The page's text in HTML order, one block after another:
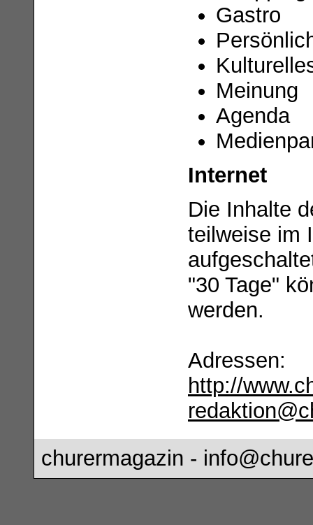
Gastro
Meinung
Agenda
Internet
Die Inhalte
teilweise im
"30 Tage"
werden.
Adressen:
http://
churermagazin -